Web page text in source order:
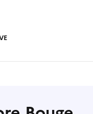
cookies tarteaucitron